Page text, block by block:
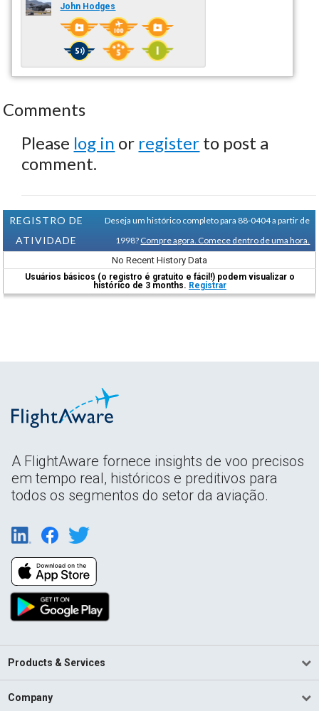
John Hodges
Comments
Please log in or register to post a
comment.
REGISTRO DE
ATIVIDADE
Deseja um histórico completo para 88-0404 a partir de
1998? Compre agora. Comece dentro de uma hora.
No Recent History Data
Usuários básicos (o registro é gratuito e fácil!) podem visualizar o
histórico de 3 months. Registrar
A FlightAware fornece insights de voo precisos
em tempo real, históricos e preditivos para
todos os segmentos do setor da aviação.
Products & Services
Company